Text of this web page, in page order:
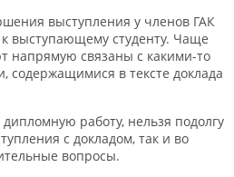
выступления у членов ГАК
выступающему студенту. Чаще
напрямую связаны с какими-то
содержащимися в тексте доклада
работу, нельзя подолгу
с докладом, так и во
вопросы.